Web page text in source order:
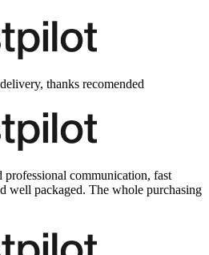
thanks recomended
communication, fast
well packaged. The whole purchasing